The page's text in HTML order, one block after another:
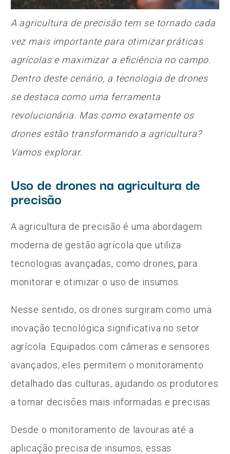
A agricultura de precisão tem se tornado cada
vez mais importante para otimizar práticas
agrícolas e maximizar a eficiência no campo.
Dentro deste cenário, a tecnologia de drones
se destaca como uma ferramenta
revolucionária. Mas como exatamente os
drones estão transformando a agricultura?
Vamos explorar.
Uso de drones na agricultura de
precisão
A agricultura de precisão é uma abordagem
moderna de gestão agrícola que utiliza
tecnologias avançadas, como drones, para
monitorar e otimizar o uso de insumos.
Nesse sentido, os drones surgiram como uma
inovação tecnológica significativa no setor
agrícola. Equipados com câmeras e sensores
avançados, eles permitem o monitoramento
detalhado das culturas, ajudando os produtores
a tomar decisões mais informadas e precisas.
Desde o monitoramento de lavouras até a
aplicação precisa de insumos, essas